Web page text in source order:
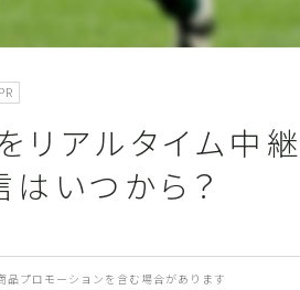
PR
リアルタイム中
いつから？
品プロモーションを含む場合があります